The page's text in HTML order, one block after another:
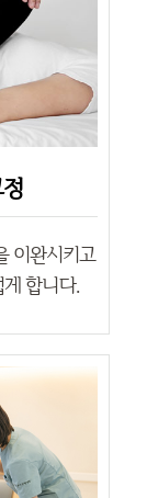
이완시키고
합니다.